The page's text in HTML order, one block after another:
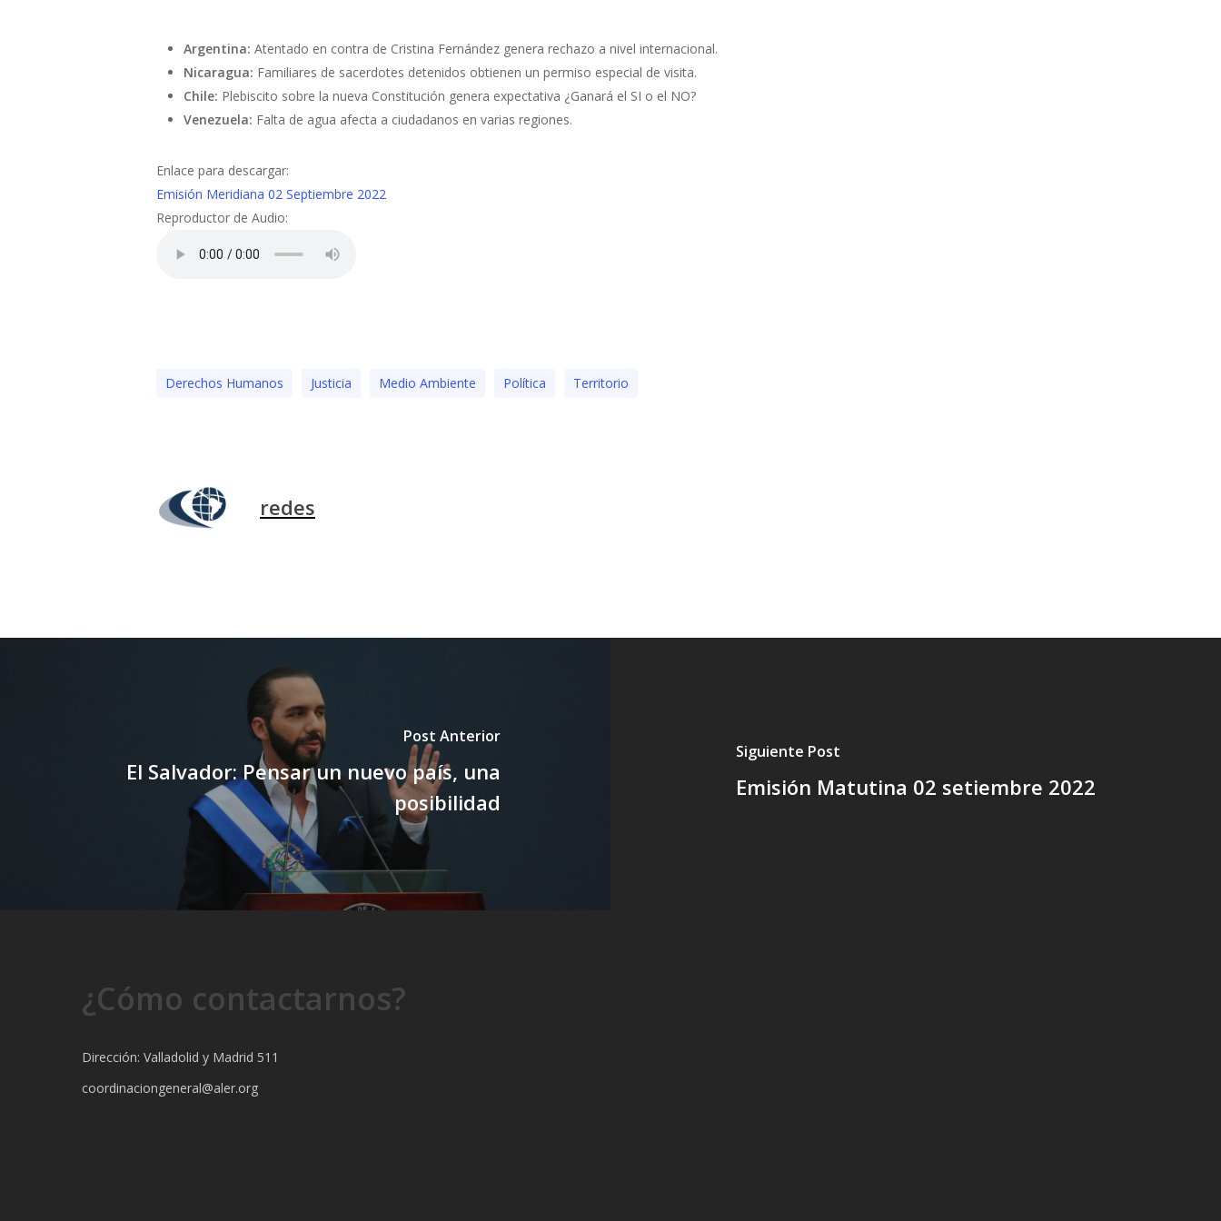
Argentina: Atentado en contra de Cristina Fernández genera rechazo a nivel internacional.
Nicaragua: Familiares de sacerdotes detenidos obtienen un permiso especial de visita.
Chile: Plebiscito sobre la nueva Constitución genera expectativa ¿Ganará el SI o el NO?
Venezuela: Falta de agua afecta a ciudadanos en varias regiones.
Enlace para descargar:
Emisión Meridiana 02 Septiembre 2022
Reproductor de Audio:
Derechos Humanos Justicia Medio Ambiente Polí­tica Territorio
redes
Post Anterior
El Salvador: Pensar un nuevo país, una
posibilidad
Siguiente Post
Emisión Matutina 02 setiembre 2022
¿Cómo contactarnos?
Dirección: Valladolid y Madrid 511
coordinaciongeneral@aler.org